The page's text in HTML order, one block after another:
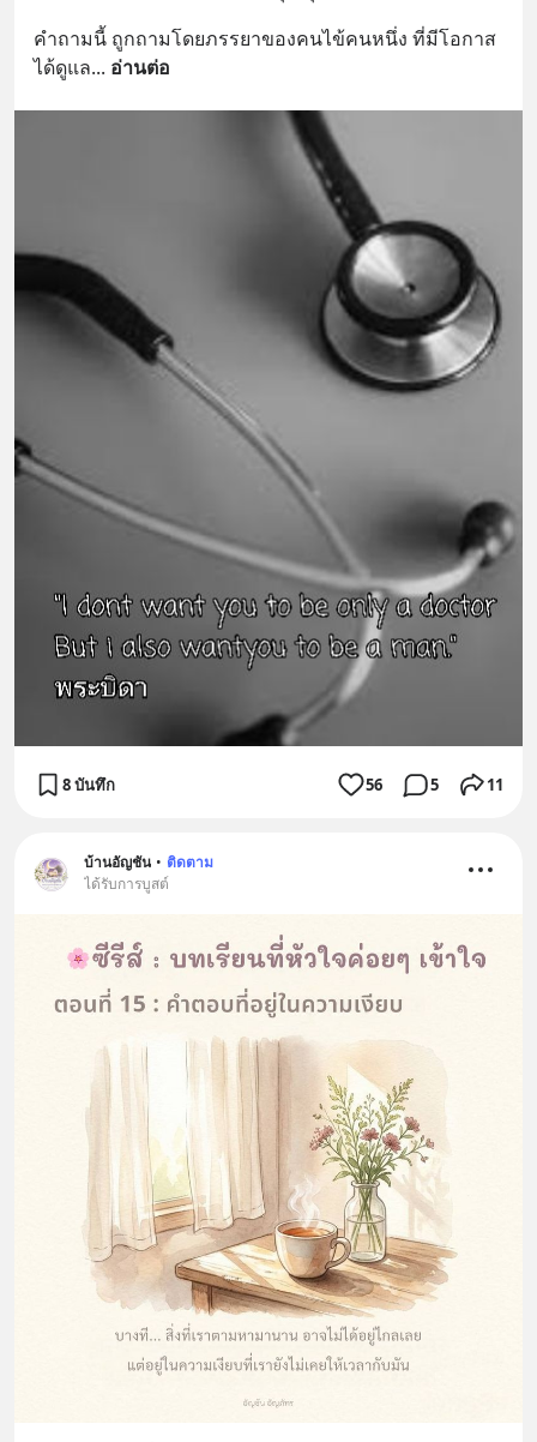
คำถามนี้ ถูกถามโดยภรรยาของคนไข้คนหนึ่ง ที่มีโอกาส
ได้ดูแล... อ่านต่อ
8 บันทึก 56 5 11
บ้านอัญชัน • ติดตาม
ได้รับการบูสต์